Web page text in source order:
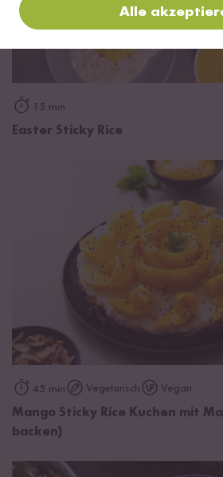
15 min
Easter Sticky Rice
45 min Vegetarisch Vegan
Mango Sticky Rice Kuchen mit
backen)
Alle